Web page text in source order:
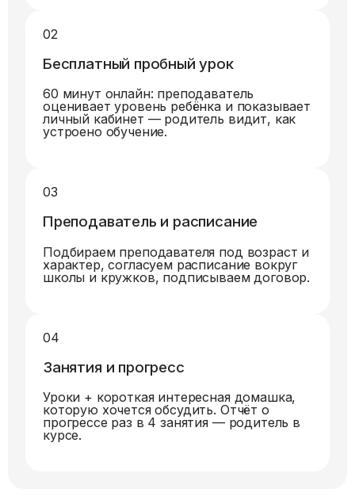
02
Бесплатный пробный урок
60 минут онлайн: преподаватель
оценивает уровень ребёнка и показывает
личный кабинет — родитель видит, как
устроено обучение.
03
Преподаватель и расписание
Подбираем преподавателя под возраст и
характер, согласуем расписание вокруг
школы и кружков, подписываем договор.
04
Занятия и прогресс
Уроки + короткая интересная домашка,
которую хочется обсудить. Отчёт о
прогрессе раз в 4 занятия — родитель в
курсе.